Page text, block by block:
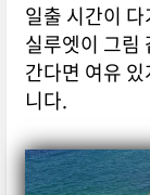
일출 시간이
실루엣이 그림
간다면 여유
니다.